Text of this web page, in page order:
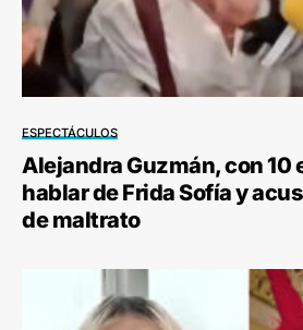
ESPECTÁCULOS
Alejandra Guzmán, con 10
hablar de Frida Sofía y
de maltrato